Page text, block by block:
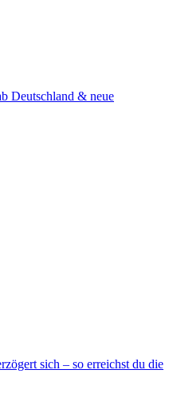
Deutschland & neue
sich – so erreichst du die